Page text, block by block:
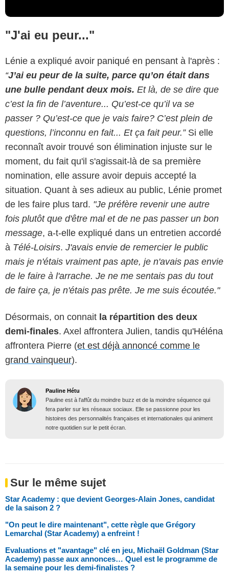
"J'ai eu peur..."
Lénie a expliqué avoir paniqué en pensant à l'après :
“J’ai eu peur de la suite, parce qu’on était dans
une bulle pendant deux mois. Et là, de se dire que
c’est la fin de l’aventure... Qu’est-ce qu’il va se
passer ? Qu’est-ce que je vais faire? C’est plein de
questions, l’inconnu en fait... Et ça fait peur.” Si elle
reconnaît avoir trouvé son élimination injuste sur le
moment, du fait qu'il s'agissait-là de sa première
nomination, elle assure avoir depuis accepté la
situation. Quant à ses adieux au public, Lénie promet
de les faire plus tard. "Je préfère revenir une autre
fois plutôt que d'être mal et de ne pas passer un bon
message, a-t-elle expliqué dans un entretien accordé
à Télé-Loisirs. J'avais envie de remercier le public
mais je n'étais vraiment pas apte, je n'avais pas envie
de le faire à l'arrache. Je ne me sentais pas du tout
de faire ça, je n'étais pas prête. Je me suis écoutée."
Désormais, on connait la répartition des deux
demi-finales. Axel affrontera Julien, tandis qu'Héléna
affrontera Pierre (et est déjà annoncé comme le
grand vainqueur).
Pauline Hétu
Pauline est à l'affût du moindre buzz et de la moindre séquence qui
fera parler sur les réseaux sociaux. Elle se passionne pour les
histoires des personnalités françaises et internationales qui animent
notre quotidien sur le petit écran.
Sur le même sujet
Star Academy : que devient Georges-Alain Jones, candidat
de la saison 2 ?
"On peut le dire maintenant", cette règle que Grégory
Lemarchal (Star Academy) a enfreint !
Evaluations et "avantage" clé en jeu, Michaël Goldman (Star
Academy) passe aux annonces… Quel est le programme de
la semaine pour les demi-finalistes ?